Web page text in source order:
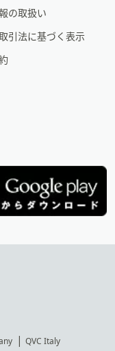
の取扱い
引法に基づく表示
QVC Italy